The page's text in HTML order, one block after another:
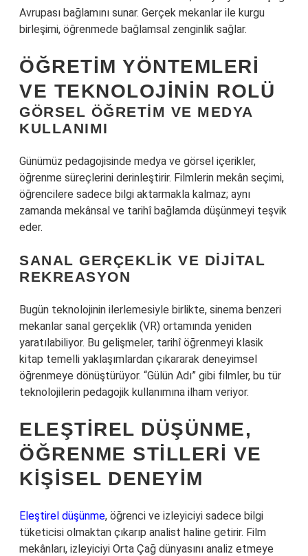
Avrupası bağlamını sunar. Gerçek mekanlar ile kurgu
birleşimi, öğrenmede bağlamsal zenginlik sağlar.
ÖĞRETIM YÖNTEMLERI
VE TEKNOLOJININ ROLÜ
GÖRSEL ÖĞRETIM VE MEDYA
KULLANIMI
Günümüz pedagojisinde medya ve görsel içerikler,
öğrenme süreçlerini derinleştirir. Filmlerin mekân seçimi,
öğrencilere sadece bilgi aktarmakla kalmaz; aynı
zamanda mekânsal ve tarihî bağlamda düşünmeyi teşvik
eder.
SANAL GERÇEKLIK VE DIJITAL
REKREASYON
Bugün teknolojinin ilerlemesiyle birlikte, sinema benzeri
mekanlar sanal gerçeklik (VR) ortamında yeniden
yaratılabiliyor. Bu gelişmeler, tarihî öğrenmeyi klasik
kitap temelli yaklaşımlardan çıkararak deneyimsel
öğrenmeye dönüştürüyor. “Gülün Adı” gibi filmler, bu tür
teknolojilerin pedagojik kullanımına ilham veriyor.
ELEŞTIREL DÜŞÜNME,
ÖĞRENME STILLERI VE
KIŞISEL DENEYIM
Eleştirel düşünme, öğrenci ve izleyiciyi sadece bilgi
tüketicisi olmaktan çıkarıp analist haline getirir. Film
mekânları, izleyiciyi Orta Çağ dünyasını analiz etmeye